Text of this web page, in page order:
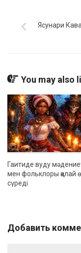
Ясунари
You may also
Гаитиде вуду
мен фольклоры қалай
сүреді
Добавить